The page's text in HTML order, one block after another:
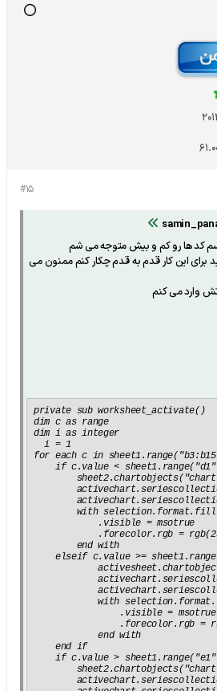
#15
کد ها رو کم و بیش متوجه می شم
برای این کار قدم به قدم چکار کنم ممنون می
وارد می کنم
private sub worksheet_activate()
dim c as range
dim i as integer
  i = 1
for each c in
if c.value <
        with selection.format.fill
            .visible = msotrue
.forecolor.rgb =
        end with
elseif c.value >=
with
                .visible = msotrue
.forecolor.rgb =
            end with
    end if
if c.value >